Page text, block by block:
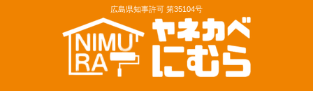
広島県知事許可 第35104号